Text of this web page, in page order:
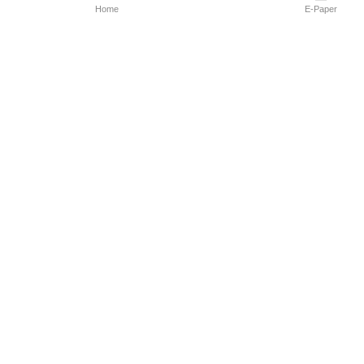
Home E-Paper